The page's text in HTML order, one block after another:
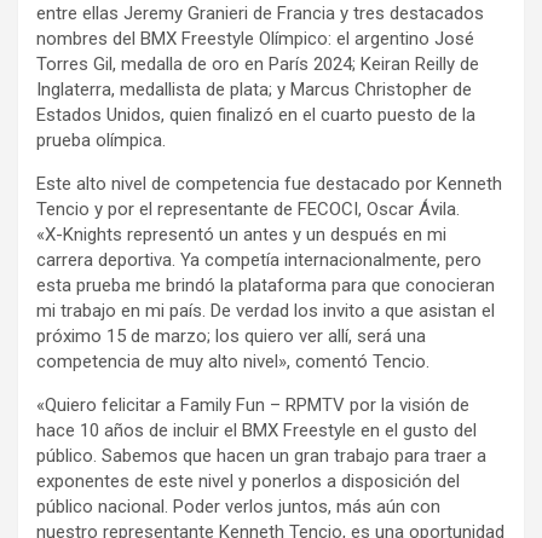
entre ellas Jeremy Granieri de Francia y tres destacados
nombres del BMX Freestyle Olímpico: el argentino José
Torres Gil, medalla de oro en París 2024; Keiran Reilly de
Inglaterra, medallista de plata; y Marcus Christopher de
Estados Unidos, quien finalizó en el cuarto puesto de la
prueba olímpica.
Este alto nivel de competencia fue destacado por Kenneth
Tencio y por el representante de FECOCI, Oscar Ávila.
«X-Knights representó un antes y un después en mi
carrera deportiva. Ya competía internacionalmente, pero
esta prueba me brindó la plataforma para que conocieran
mi trabajo en mi país. De verdad los invito a que asistan el
próximo 15 de marzo; los quiero ver allí, será una
competencia de muy alto nivel», comentó Tencio.
«Quiero felicitar a Family Fun – RPMTV por la visión de
hace 10 años de incluir el BMX Freestyle en el gusto del
público. Sabemos que hacen un gran trabajo para traer a
exponentes de este nivel y ponerlos a disposición del
público nacional. Poder verlos juntos, más aún con
nuestro representante Kenneth Tencio, es una oportunidad